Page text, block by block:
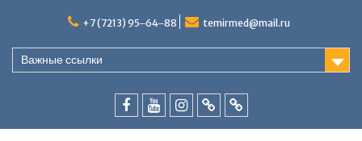
+7 (7213) 95‒64‒88 temirmed@mail.ru
Важные ссылки